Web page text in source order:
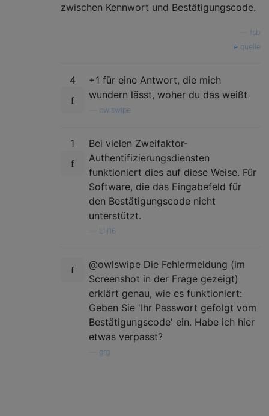
zwischen Kennwort und Bestätigungscode.
fsb
quelle
4
+1 für eine Antwort, die mich
wundern lässt, woher du das weißt
owlswipe
1
Bei vielen Zweifaktor-
Authentifizierungsdiensten
funktioniert dies auf diese Weise. Für
Software, die das Eingabefeld für
den Bestätigungscode nicht
unterstützt.
LH16
@owlswipe Die Fehlermeldung (im
Screenshot in der Frage gezeigt)
erklärt genau, wie es funktioniert:
Geben Sie 'Ihr Passwort gefolgt vom
Bestätigungscode' ein. Habe ich hier
etwas verpasst?
grg